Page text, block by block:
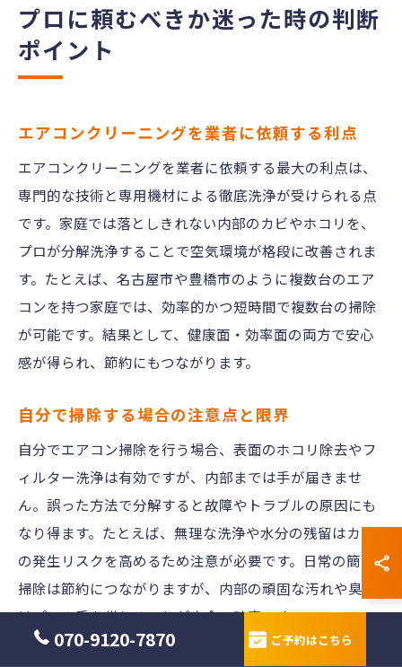
プロに頼むべきか迷った時の判断
ポイント
エアコンクリーニングを業者に依頼する利点
エアコンクリーニングを業者に依頼する最大の利点は、
専門的な技術と専用機材による徹底洗浄が受けられる点
です。家庭では落としきれない内部のカビやホコリを、
プロが分解洗浄することで空気環境が格段に改善されま
す。たとえば、名古屋市や豊橋市のように複数台のエア
コンを持つ家庭では、効率的かつ短時間で複数台の掃除
が可能です。結果として、健康面・効率面の両方で安心
感が得られ、節約にもつながります。
自分で掃除する場合の注意点と限界
自分でエアコン掃除を行う場合、表面のホコリ除去やフ
ィルター洗浄は有効ですが、内部までは手が届きませ
ん。誤った方法で分解すると故障やトラブルの原因にも
なり得ます。たとえば、無理な洗浄や水分の残留はカビ
の発生リスクを高めるため注意が必要です。日常の簡易
掃除は節約につながりますが、内部の頑固な汚れや臭い
はプロの手を借りることが安全・確実です。
070-9120-7870 ご予約はこちら